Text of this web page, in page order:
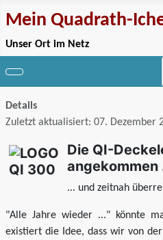
Mein Quadrath-
Unser Ort im Netz
Details
Zuletzt aktualisiert: 07. Dezember
Die QI-
angekommen
... und zeitnah
"Alle Jahre wieder ..." könnte
existiert die Idee, dass wir von